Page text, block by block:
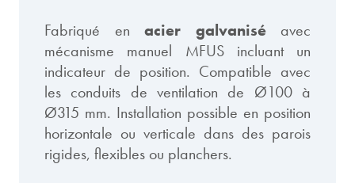
Fabriqué en acier galvaniséavec
mécanisme manuel MFUS incluant un
indicateur de position. Compatible avec
les conduits de ventilation de Ø100 à
Ø315 mm. Installation possible en position
horizontale ou verticale dans des parois
rigides, flexibles ou planchers.